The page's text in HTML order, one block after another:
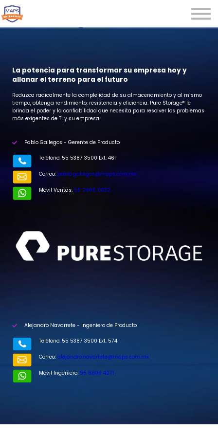
Seminarios
Iniciar sesión
Registrarse
La potencia para transformar su empresa hoy y
allanar el terreno para el futuro
Reduzca radicalmente la complejidad de su almacenamiento y al mismo
tiempo, obtenga rendimiento, resistencia y eficiencia. Pure Storage® le
brinda el poder y la confiabilidad que necesita para resolver los problemas
más exigentes de TI y su empresa.
Pablo Gallegos - Gerente de Producto
Teléfono: 55 5387 3500 Ext. 461
Correo: pablo.gallegos@maps.com.mx​
Móvil Ventas: 55 2986 0632
Alejandro Navarrete - Ingeniero de Producto
Teléfono: 55 5387 3500 Ext. 574
Correo: alejandro.navarrete@maps.com.mx
Móvil Ingeniero: 55 6806 4271